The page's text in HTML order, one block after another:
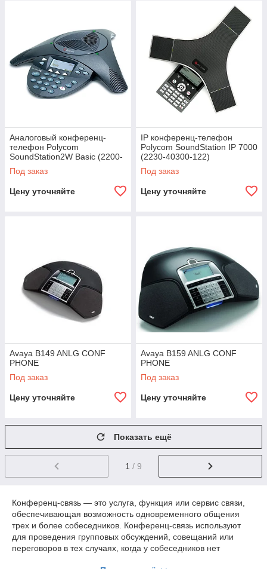
Аналоговый конференц-
телефон Polycom
SoundStation2W Basic (2200-
07880-122)
Под заказ
Цену уточняйте
IP конференц-телефон
Polycom SoundStation IP 7000
(2230-40300-122)
Под заказ
Цену уточняйте
Avaya B149 ANLG CONF
PHONE
Под заказ
Цену уточняйте
Avaya B159 ANLG CONF
PHONE
Под заказ
Цену уточняйте
Показать ещё
1 / 9
Конференц-связь — это услуга, функция или сервис связи,
обеспечивающая возможность одновременного общения
трех и более собеседников. Конференц-связь используют
для проведения групповых обсуждений, совещаний или
переговоров в тех случаях, когда у собеседников нет